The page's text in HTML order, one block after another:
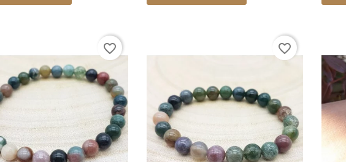
favorite_border favorite_border